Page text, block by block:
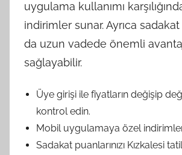
uygulama kullanımı
indirimler sunar. Ayrıca
da uzun vadede önemli
sağlayabilir.
Üye girişi ile fiyatların değişip
kontrol edin.
Mobil uygulamaya özel
Sadakat puanlarınızı Kızkalesi